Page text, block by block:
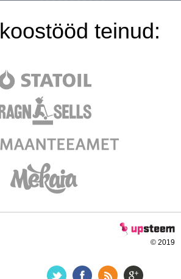
teinud:
© 2019